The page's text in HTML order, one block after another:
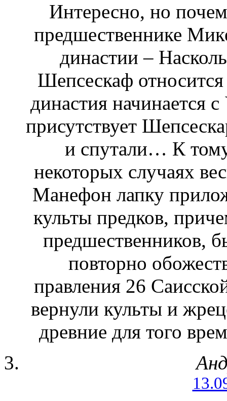
Интересно, но
предшественнике
династии –
Шепсескаф
династия начинается
присутствует
и спутали… К
некоторых случаях
Манефон лапку
культы предков,
предшественников,
повторно
правления 26
вернули культы и
древние для того